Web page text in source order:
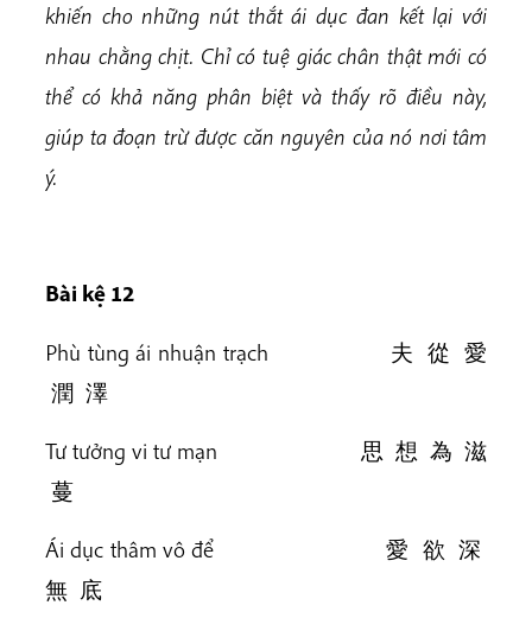
khiến cho những nút thắt ái dục đan kết lại với
nhau chằng chịt. Chỉ có tuệ giác chân thật mới có
thể có khả năng phân biệt và thấy rõ điều này,
giúp ta đoạn trừ được căn nguyên của nó nơi tâm
ý.
Bài kệ 12
Phù tùng ái nhuận trạch 夫 從 愛
潤 澤
Tư tưởng vi tư mạn 思 想 為 滋
蔓
Ái dục thâm vô để 愛 欲 深
無 底